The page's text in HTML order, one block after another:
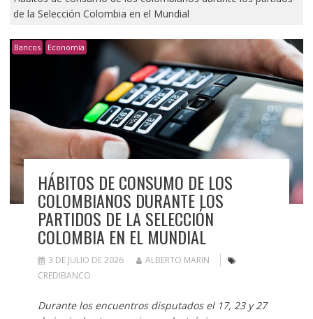
de la Selección Colombia en el Mundial
Bancos Economía
HÁBITOS DE CONSUMO DE LOS
COLOMBIANOS DURANTE LOS
PARTIDOS DE LA SELECCIÓN
COLOMBIA EN EL MUNDIAL
3 DE JULIO DE 2026
ALBERTO MARIN
CREDIBANCO
Durante los encuentros disputados el 17, 23 y 27